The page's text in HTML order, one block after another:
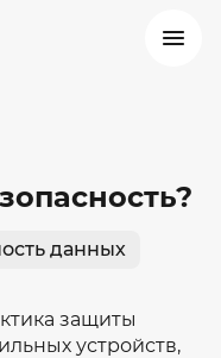
данных
защиты
устройств,